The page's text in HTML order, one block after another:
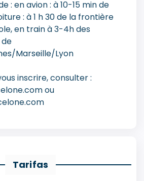
: en avion : à 10-15 min de
: à 1 h 30 de la frontière
en train à 3-4h des
Marseille/Lyon
inscrire, consulter :
ou
Tarifas